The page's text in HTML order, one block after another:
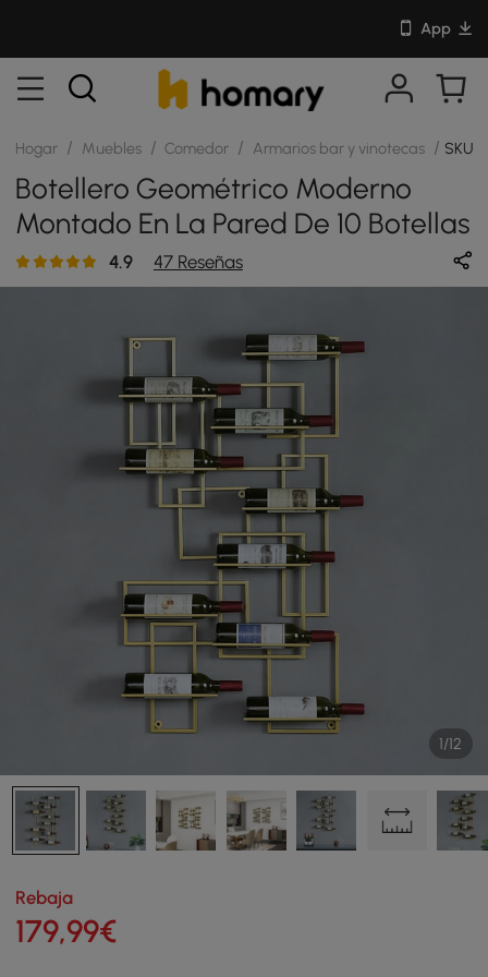
App
Hogar / Muebles / Comedor / Armarios bar y vinotecas / SKU:
Botellero Geométrico Moderno
Montado En La Pared De 10 Botellas
4.9 47 Reseñas
1/12
Rebaja
179,99€